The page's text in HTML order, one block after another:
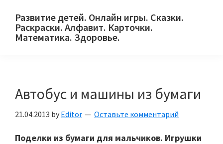
primary
main
primary
Развитие детей. Онлайн игры. Сказки.
Раскраски. Алфавит. Карточки.
Математика. Здоровье.
и
родителей.
Автобус и машины из бумаги
21.04.2013 by Editor Оставьте комментарий
Поделки из бумаги для мальчиков. Игрушки